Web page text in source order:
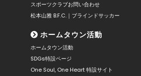
スポーツクラブお問い合わせ
松本山雅 B.F.C.｜ブラインドサッカー
ホームタウン活動
ホームタウン活動
SDGs特設ページ
One Soul, One Heart 特設サイト